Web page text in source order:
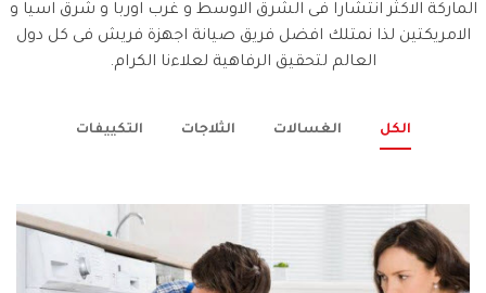
الماركة الاكثر انتشارا فى الشرق الاوسط و غرب اوربا و شرق اسيا و
الامريكتين لذا نمتلك افضل فريق صيانة اجهزة فريش فى كل دول
العالم لتحقيق الرفاهية لعلاءنا الكرام.
الكل الغسالات الثلاجات التكييفات